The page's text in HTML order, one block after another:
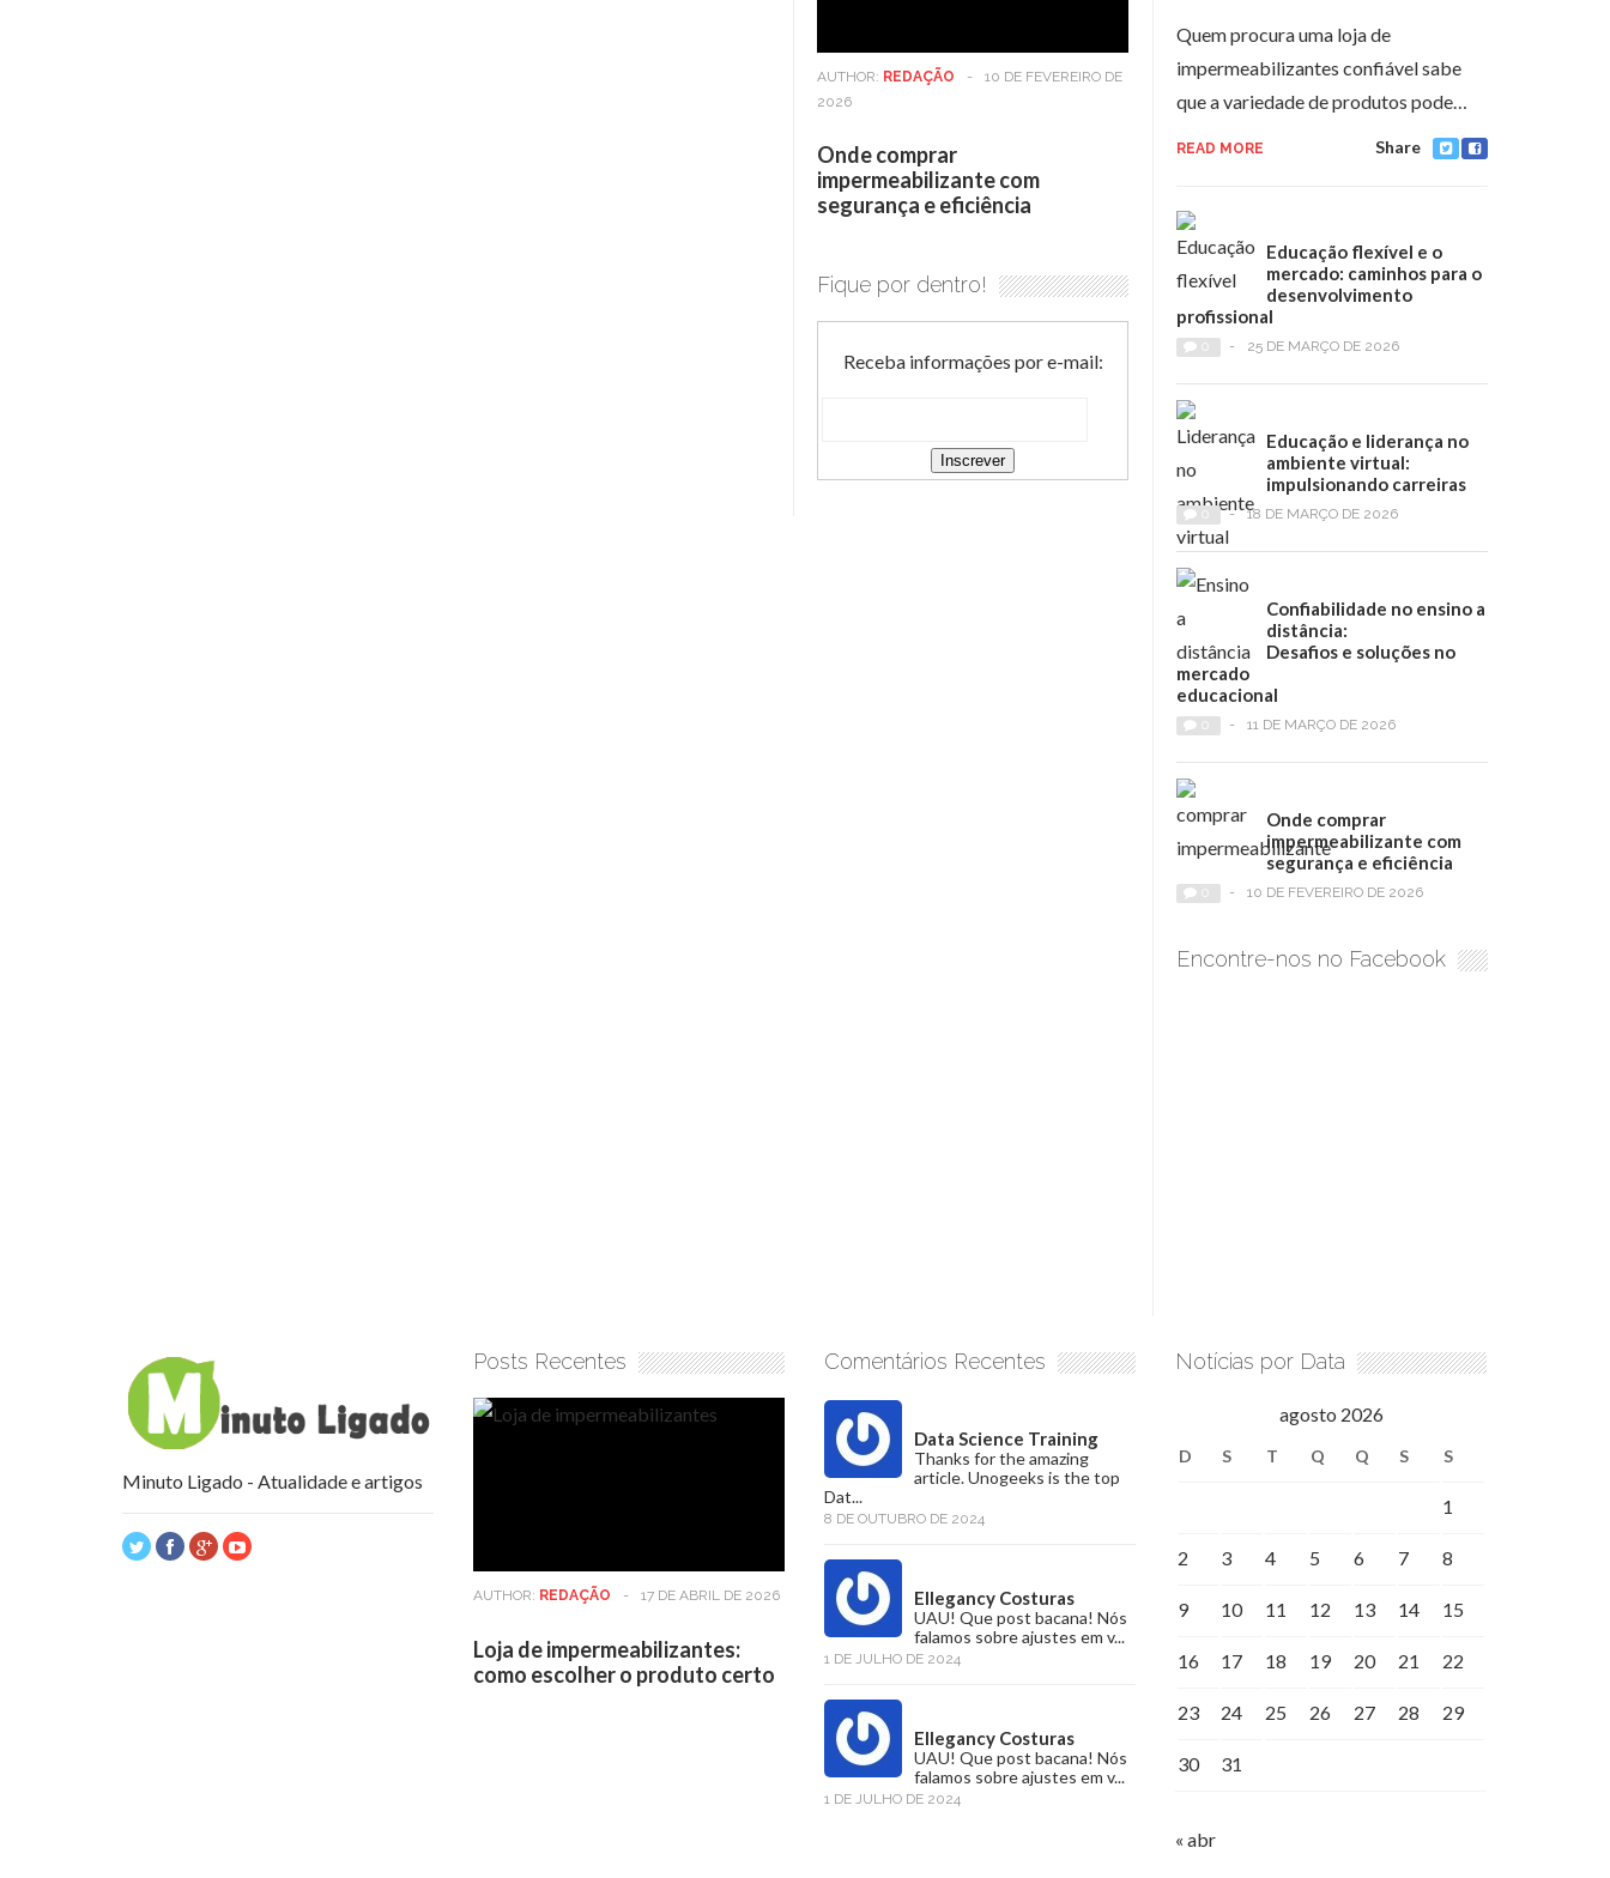
AUTHOR: REDAÇÃO -
10 DE FEVEREIRO DE
2026
Onde comprar
impermeabilizante com
segurança e eficiência
Fique por dentro!
Receba informações por e-mail:
Quem procura uma loja de
impermeabilizantes confiável sabe
que a variedade de produtos pode…
READ MORE Share
Educação flexível e o
mercado: caminhos para o
desenvolvimento
profissional
- 25 DE MARÇO DE 2026
Educação e liderança no
ambiente virtual:
impulsionando carreiras
- 18 DE MARÇO DE 2026
Confiabilidade no ensino a
distância:
Desafios e soluções no
mercado
educacional
- 11 DE MARÇO DE 2026
Onde comprar
impermeabilizante com
segurança e eficiência
- 10 DE FEVEREIRO DE 2026
Encontre-nos no Facebook
Minuto Ligado - Atualidade e artigos
Posts Recentes
AUTHOR: REDAÇÃO - 17 DE ABRIL DE 2026
Loja de impermeabilizantes:
como escolher o produto certo
Comentários Recentes
Data Science Training
Thanks for the amazing
article. Unogeeks is the top
Dat...
8 DE OUTUBRO DE 2024
Ellegancy Costuras
UAU! Que post bacana! Nós
falamos sobre ajustes em v...
1 DE JULHO DE 2024
Ellegancy Costuras
UAU! Que post bacana! Nós
falamos sobre ajustes em v...
1 DE JULHO DE 2024
Notícias por Data
agosto 2026
D S T Q Q S S
1
2 3 4 5 6 7 8
9 10 11 12 13 14 15
16 17 18 19 20 21 22
23 24 25 26 27 28 29
30 31
« abr